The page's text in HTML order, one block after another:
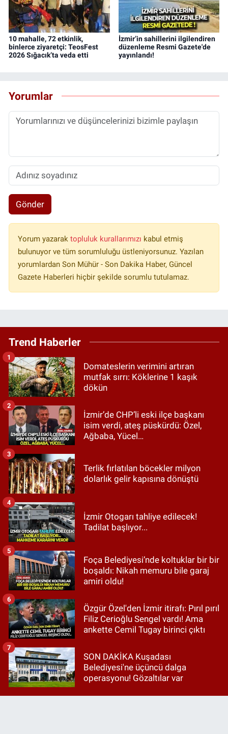
10 mahalle, 72 etkinlik,
binlerce ziyaretçi: TeosFest
2026 Sığacık’ta veda etti
İzmir’in sahillerini ilgilendiren
düzenleme Resmi Gazete'de
yayınlandı!
Yorumlar
Gönder
Yorum yazarak topluluk kurallarımızı kabul etmiş
bulunuyor ve tüm sorumluluğu üstleniyorsunuz. Yazılan
yorumlardan Son Mühür - Son Dakika Haber, Güncel
Gazete Haberleri hiçbir şekilde sorumlu tutulamaz.
Trend Haberler
Domateslerin verimini artıran
mutfak sırrı: Köklerine 1 kaşık
dökün
1
İzmir’de CHP’li eski ilçe başkanı
isim verdi, ateş püskürdü: Özel,
Ağbaba, Yücel…
2
Terlik fırlatılan böcekler milyon
dolarlık gelir kapısına dönüştü
3
İzmir Otogarı tahliye edilecek!
Tadilat başlıyor...
4
Foça Belediyesi’nde koltuklar bir bir
boşaldı: Nikah memuru bile garaj
amiri oldu!
5
Özgür Özel'den İzmir itirafı: Pırıl pırıl
Filiz Cerioğlu Sengel vardı! Ama
ankette Cemil Tugay birinci çıktı
6
SON DAKİKA Kuşadası
Belediyesi'ne üçüncü dalga
operasyonu! Gözaltılar var
7